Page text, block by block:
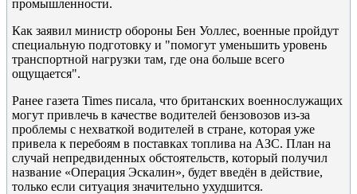
промышленности.
Как заявил министр обороны Бен Уоллес, военные пройдут
специальную подготовку и "помогут уменьшить уровень
транспортной нагрузки там, где она больше всего
ощущается".
Ранее газета Times писала, что британских военнослужащих
могут привлечь в качестве водителей бензовозов из-за
проблемы с нехваткой водителей в стране, которая уже
привела к перебоям в поставках топлива на АЗС. План на
случай непредвиденных обстоятельств, который получил
название «Операция Эскалин», будет введён в действие,
только если ситуация значительно ухудшится.